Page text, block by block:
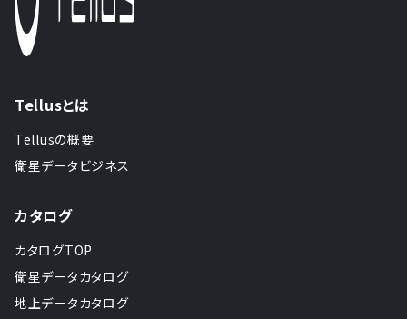
Tellusとは
Tellusの概要
衛星データビジネス
カタログ
カタログTOP
衛星データカタログ
地上データカタログ